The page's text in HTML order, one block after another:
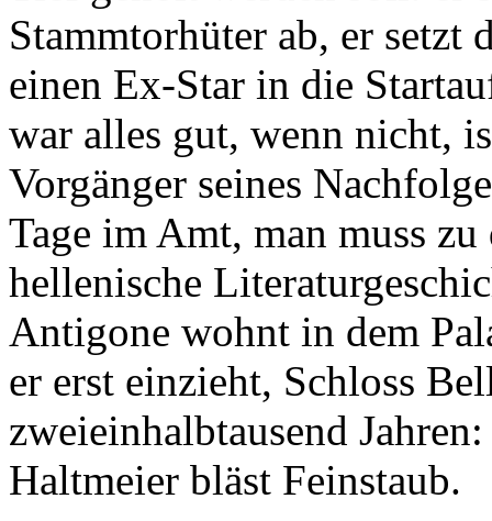
Stammtorhüter ab, er setzt
einen Ex-Star in die
war alles gut, wenn nicht,
Vorgänger seines
Tage im Amt, man muss
hellenische
Antigone wohnt in dem
er erst einzieht, Schloss
zweieinhalbtausend
Haltmeier bläst Feinstaub.